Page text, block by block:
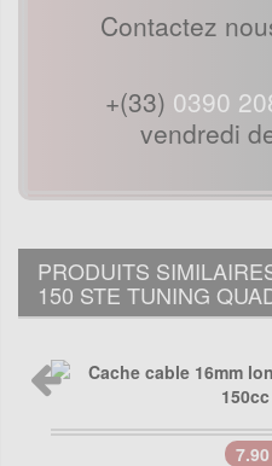
Contactez
+(33) 0390
vendredi
PRODUITS
150 STE TUNING
7.90